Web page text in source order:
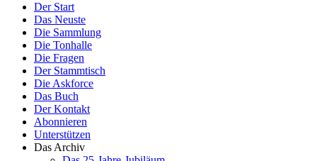
Der Start
Das Neuste
Die Sammlung
Die Tonhalle
Die Fragen
Der Stammtisch
Die Askforce
Das Buch
Der Kontakt
Abonnieren
Unterstützen
Das Archiv